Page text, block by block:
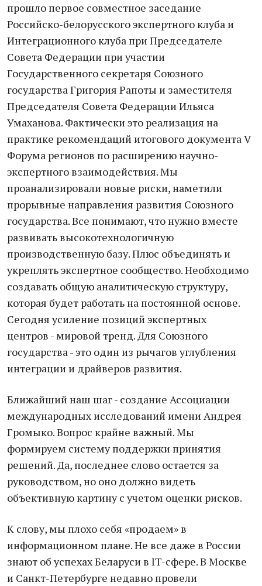
прошло первое совместное заседание
Российско-белорусского экспертного клуба и
Интеграционного клуба при Председателе
Совета Федерации при участии
Государственного секретаря Союзного
государства Григория Рапоты и заместителя
Председателя Совета Федерации Ильяса
Умаханова. Фактически это реализация на
практике рекомендаций итогового документа V
Форума регионов по расширению научно-
экспертного взаимодействия. Мы
проанализировали новые риски, наметили
прорывные направления развития Союзного
государства. Все понимают, что нужно вместе
развивать высокотехнологичную
производственную базу. Плюс объединять и
укреплять экспертное сообщество. Необходимо
создавать общую аналитическую структуру,
которая будет работать на постоянной основе.
Сегодня усиление позиций экспертных
центров - мировой тренд. Для Союзного
государства - это один из рычагов углубления
интеграции и драйверов развития.
Ближайший наш шаг - создание Ассоциации
международных исследований имени Андрея
Громыко. Вопрос крайне важный. Мы
формируем систему поддержки принятия
решений. Да, последнее слово остается за
руководством, но оно должно видеть
объективную картину с учетом оценки рисков.
К слову, мы плохо себя «продаем» в
информационном плане. Не все даже в России
знают об успехах Беларуси в IT-cфере. В Москве
и Санкт-Петербурге недавно провели